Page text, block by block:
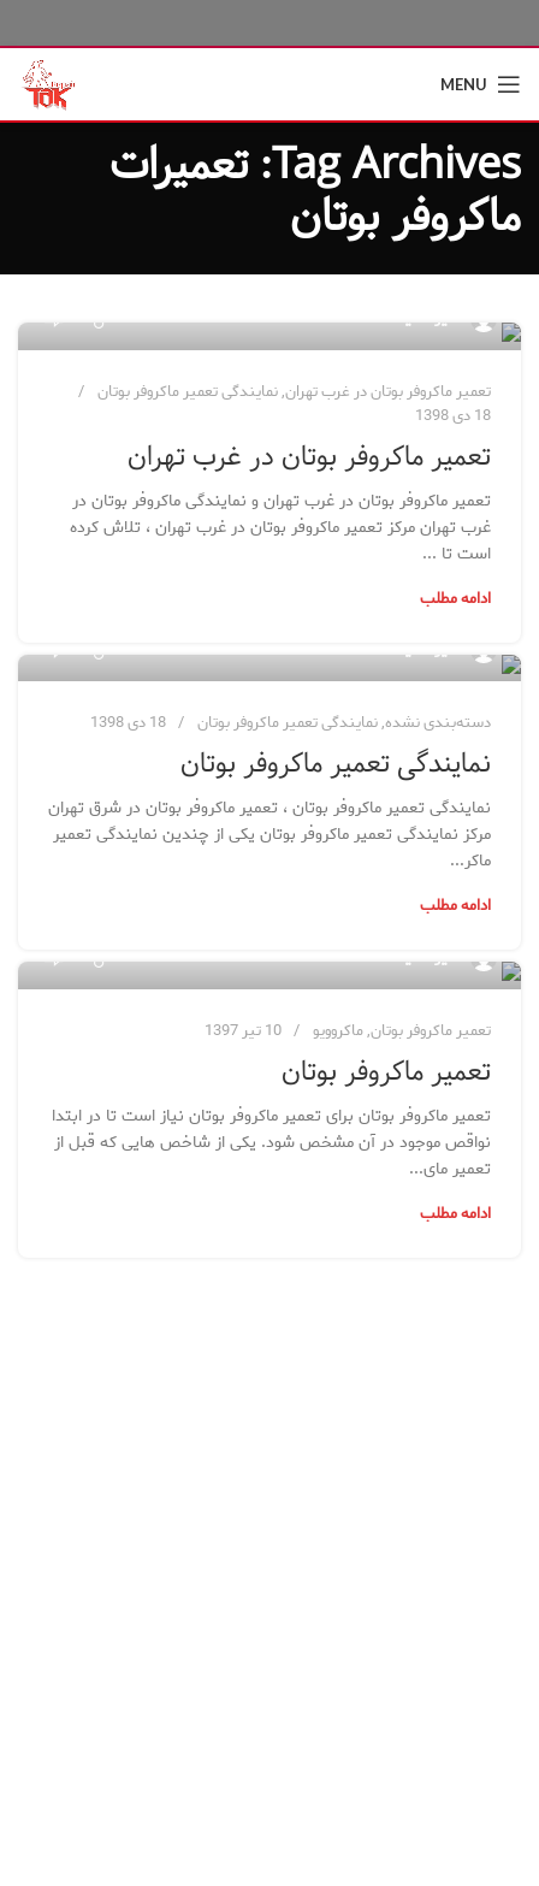
MENU
Tag Archives: تعمیرات
ماکروفر بوتان
مدیر سایت
تعمیر ماکروفر بوتان در غرب تهران,نمایندگی تعمیر ماکروفر بوتان
18 دی 1398
تعمیر ماکروفر بوتان در غرب تهران
تعمیر ماکروفر بوتان در غرب تهران و نمایندگی ماکروفر بوتان در
غرب تهران مرکز تعمیر ماکروفر بوتان در غرب تهران ، تلاش کرده
است تا ...
ادامه مطلب
مدیر سایت
دسته‌بندی نشده,نمایندگی تعمیر ماکروفر بوتان 18 دی 1398
نمایندگی تعمیر ماکروفر بوتان
نمایندگی تعمیر ماکروفر بوتان ، تعمیر ماکروفر بوتان در شرق تهران
مرکز نمایندگی تعمیر ماکروفر بوتان یکی از چندین نمایندگی تعمیر
ماکر...
ادامه مطلب
مدیر سایت
تعمیر ماکروفر بوتان,ماکروویو 10 تیر 1397
تعمیر ماکروفر بوتان
تعمیر ماکروفر بوتان برای تعمیر ماکروفر بوتان نیاز است تا در ابتدا
نواقص موجود در آن مشخص شود. یکی از شاخص هایی که قبل از
تعمیر مای...
ادامه مطلب